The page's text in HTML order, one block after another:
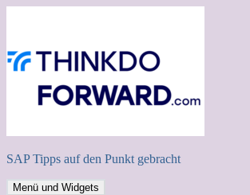
SAP Tipps auf den Punkt gebracht
Menü und Widgets